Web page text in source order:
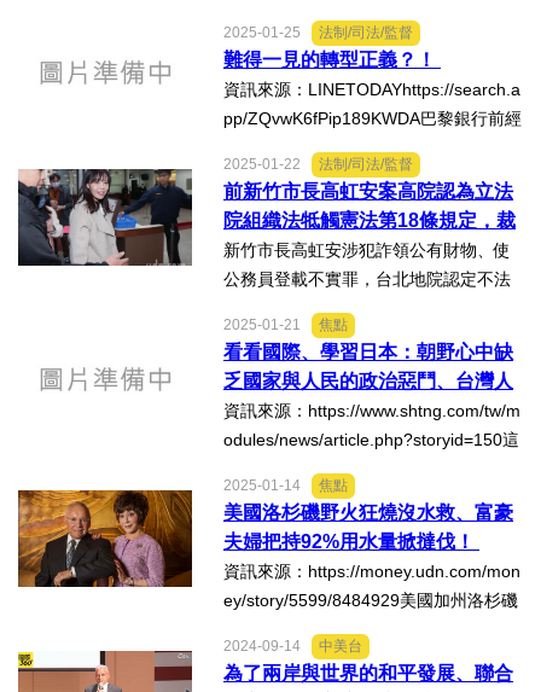
餐飲美食
法制/司法/監督
防災/救災
國安/國防/外交
自然/地理/景觀/地球
都市發展與都市建設
財務金融/稅制改革
酪農業、消費者的一致反對，儘管衛福
部食藥署提出的修正草案，但仍堅決要
讓「偽鮮奶」使用鮮奶一...
2025-01-25 法制/司法/監督
難得一見的轉型正義？！
資訊來源：LINETODAYhttps://search.a
pp/ZQvwK6fPip189KWDA巴黎銀行前經
一票「翁友友」司法官聯手誣陷，他被
二審判刑4月、緩刑3年，結果在上訴最
高法院時含冤而死。多...
2025-01-22 法制/司法/監督
前新竹市長高虹安案高院認為立法
院組織法牴觸憲法第18條規定，裁
定停審，聲請憲法法庭宣告條文違
憲；台灣高檢署抗告，高院駁回確
新竹市長高虹安涉犯詐領公有財物、使
公務員登載不實罪，台北地院認定不法
刑，褫奪公權四4年，現停職，案件上訴
台灣高等法院。高院認為立法院組織法
第32條第1項違反法律明確性原則...
2025-01-21 焦點
看看國際、學習日本：朝野心中缺
乏國家與人民的政治惡鬥、台灣人
民受害無窮！
資訊來源：https://www.shtng.com/tw/m
odules/news/article.php?storyid=150這
的說明，我國行政院也應該提得出類似
的詳細說帖。我國當前的政治體制屬於
內閣制與總...
2025-01-14 焦點
美國洛杉磯野火狂燒沒水救、富豪
夫婦把持92%用水量掀撻伐！
資訊來源：https://money.udn.com/mon
ey/story/5599/8484929美國加州洛杉磯
人，無數民宅建築付之一炬，更頻頻傳
出缺水救災，加州水資源分配問題浮上
2024-09-14 中美台
為了兩岸與世界的和平發展、聯合